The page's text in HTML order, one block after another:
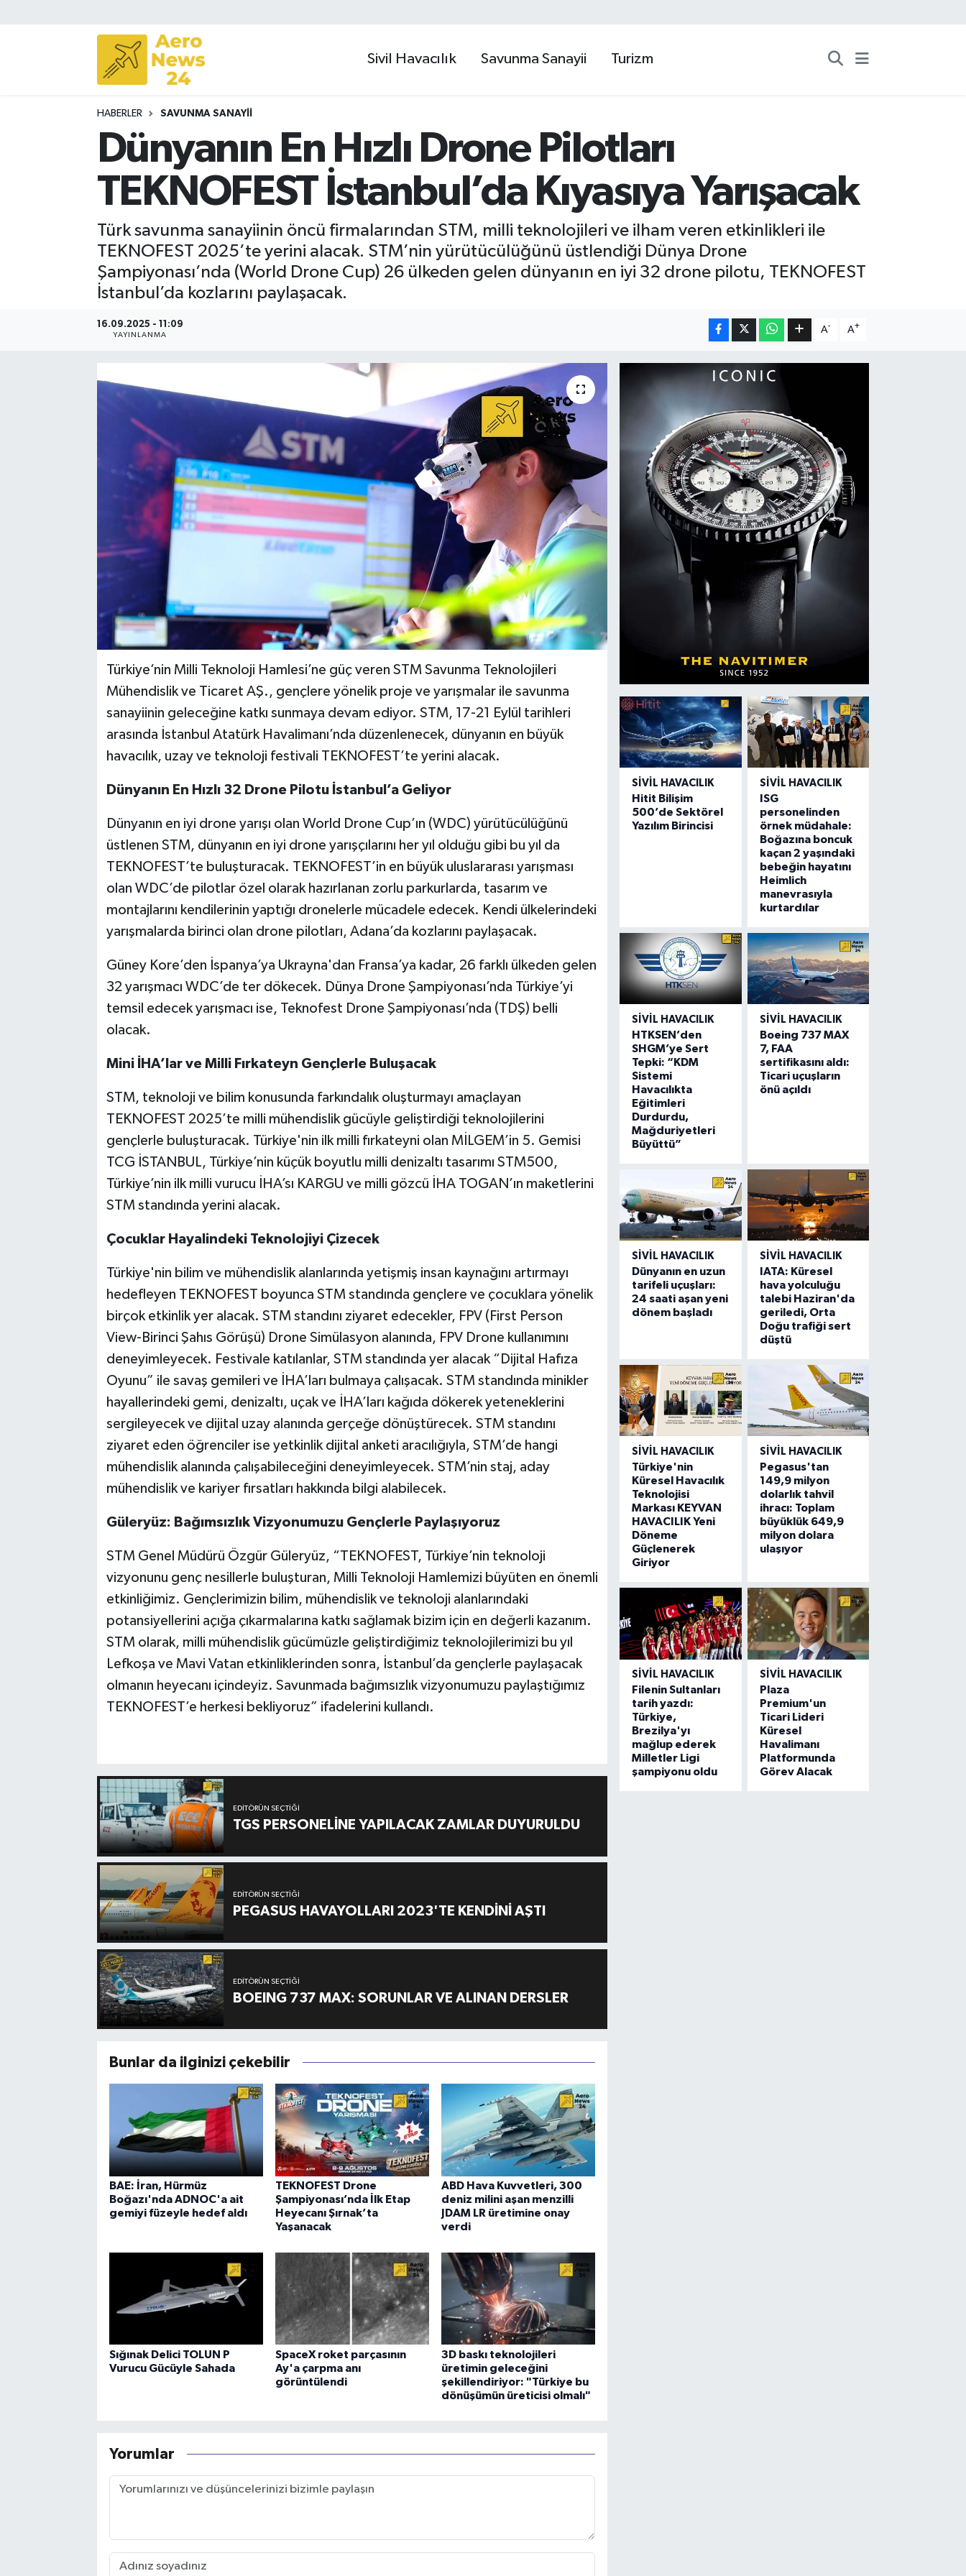
Sivil Havacılık Savunma Sanayii Turizm
HABERLER SAVUNMA SANAYII
Dünyanın En Hızlı Drone Pilotları
TEKNOFEST İstanbul’da Kıyasıya Yarışacak
Türk savunma sanayiinin öncü firmalarından STM, milli teknolojileri ve ilham veren etkinlikleri ile
TEKNOFEST 2025’te yerini alacak. STM’nin yürütücülüğünü üstlendiği Dünya Drone
Şampiyonası’nda (World Drone Cup) 26 ülkeden gelen dünyanın en iyi 32 drone pilotu, TEKNOFEST
İstanbul’da kozlarını paylaşacak.
16.09.2025 - 11:09
YAYINLANMA
A- A+
Türkiye’nin Milli Teknoloji Hamlesi’ne güç veren STM Savunma Teknolojileri
Mühendislik ve Ticaret AŞ., gençlere yönelik proje ve yarışmalar ile savunma
sanayiinin geleceğine katkı sunmaya devam ediyor. STM, 17-21 Eylül tarihleri
arasında İstanbul Atatürk Havalimanı’nda düzenlenecek, dünyanın en büyük
havacılık, uzay ve teknoloji festivali TEKNOFEST’te yerini alacak.
Dünyanın En Hızlı 32 Drone Pilotu İstanbul’a Geliyor
Dünyanın en iyi drone yarışı olan World Drone Cup’ın (WDC) yürütücülüğünü
üstlenen STM, dünyanın en iyi drone yarışçılarını her yıl olduğu gibi bu yıl da
TEKNOFEST’te buluşturacak. TEKNOFEST’in en büyük uluslararası yarışması
olan WDC’de pilotlar özel olarak hazırlanan zorlu parkurlarda, tasarım ve
montajlarını kendilerinin yaptığı dronelerle mücadele edecek. Kendi ülkelerindeki
yarışmalarda birinci olan drone pilotları, Adana’da kozlarını paylaşacak.
Güney Kore’den İspanya’ya Ukrayna'dan Fransa’ya kadar, 26 farklı ülkeden gelen
32 yarışmacı WDC’de ter dökecek. Dünya Drone Şampiyonası’nda Türkiye’yi
temsil edecek yarışmacı ise, Teknofest Drone Şampiyonası’nda (TDŞ) belli
olacak.
Mini İHA’lar ve Milli Fırkateyn Gençlerle Buluşacak
STM, teknoloji ve bilim konusunda farkındalık oluşturmayı amaçlayan
TEKNOFEST 2025’te milli mühendislik gücüyle geliştirdiği teknolojilerini
gençlerle buluşturacak. Türkiye'nin ilk milli fırkateyni olan MİLGEM’in 5. Gemisi
TCG İSTANBUL, Türkiye’nin küçük boyutlu milli denizaltı tasarımı STM500,
Türkiye’nin ilk milli vurucu İHA’sı KARGU ve milli gözcü İHA TOGAN’ın maketlerini
STM standında yerini alacak.
Çocuklar Hayalindeki Teknolojiyi Çizecek
Türkiye'nin bilim ve mühendislik alanlarında yetişmiş insan kaynağını artırmayı
hedefleyen TEKNOFEST boyunca STM standında gençlere ve çocuklara yönelik
birçok etkinlik yer alacak. STM standını ziyaret edecekler, FPV (First Person
View-Birinci Şahıs Görüşü) Drone Simülasyon alanında, FPV Drone kullanımını
deneyimleyecek. Festivale katılanlar, STM standında yer alacak “Dijital Hafıza
Oyunu” ile savaş gemileri ve İHA’ları bulmaya çalışacak. STM standında minikler
hayallerindeki gemi, denizaltı, uçak ve İHA’ları kağıda dökerek yeteneklerini
sergileyecek ve dijital uzay alanında gerçeğe dönüştürecek. STM standını
ziyaret eden öğrenciler ise yetkinlik dijital anketi aracılığıyla, STM’de hangi
mühendislik alanında çalışabileceğini deneyimleyecek. STM’nin staj, aday
mühendislik ve kariyer fırsatları hakkında bilgi alabilecek.
Güleryüz: Bağımsızlık Vizyonumuzu Gençlerle Paylaşıyoruz
STM Genel Müdürü Özgür Güleryüz, “TEKNOFEST, Türkiye’nin teknoloji
vizyonunu genç nesillerle buluşturan, Milli Teknoloji Hamlemizi büyüten en önemli
etkinliğimiz. Gençlerimizin bilim, mühendislik ve teknoloji alanlarındaki
potansiyellerini açığa çıkarmalarına katkı sağlamak bizim için en değerli kazanım.
STM olarak, milli mühendislik gücümüzle geliştirdiğimiz teknolojilerimizi bu yıl
Lefkoşa ve Mavi Vatan etkinliklerinden sonra, İstanbul’da gençlerle paylaşacak
olmanın heyecanı içindeyiz. Savunmada bağımsızlık vizyonumuzu paylaştığımız
TEKNOFEST’e herkesi bekliyoruz” ifadelerini kullandı.
EDITÖRÜN SEÇTIĞI
TGS PERSONELİNE YAPILACAK ZAMLAR DUYURULDU
EDITÖRÜN SEÇTIĞI
PEGASUS HAVAYOLLARI 2023'TE KENDİNİ AŞTI
EDITÖRÜN SEÇTIĞI
BOEING 737 MAX: SORUNLAR VE ALINAN DERSLER
Bunlar da ilginizi çekebilir
BAE: İran, Hürmüz
Boğazı'nda ADNOC'a ait
gemiyi füzeyle hedef aldı
TEKNOFEST Drone
Şampiyonası’nda İlk Etap
Heyecanı Şırnak’ta
Yaşanacak
ABD Hava Kuvvetleri, 300
deniz milini aşan menzilli
JDAM LR üretimine onay
verdi
Sığınak Delici TOLUN P
Vurucu Gücüyle Sahada
SpaceX roket parçasının
Ay'a çarpma anı
görüntülendi
3D baskı teknolojileri
üretimin geleceğini
şekillendiriyor: "Türkiye bu
dönüşümün üreticisi olmalı"
Yorumlar
SIVIL HAVACILIK
Hitit Bilişim
500’de Sektörel
Yazılım Birincisi
SIVIL HAVACILIK
ISG
personelinden
örnek müdahale:
Boğazına boncuk
kaçan 2 yaşındaki
bebeğin hayatını
Heimlich
manevrasıyla
kurtardılar
SIVIL HAVACILIK
HTKSEN’den
SHGM’ye Sert
Tepki: “KDM
Sistemi
Havacılıkta
Eğitimleri
Durdurdu,
Mağduriyetleri
Büyüttü”
SIVIL HAVACILIK
Boeing 737 MAX
7, FAA
sertifikasını aldı:
Ticari uçuşların
önü açıldı
SIVIL HAVACILIK
Dünyanın en uzun
tarifeli uçuşları:
24 saati aşan yeni
dönem başladı
SIVIL HAVACILIK
IATA: Küresel
hava yolculuğu
talebi Haziran'da
geriledi, Orta
Doğu trafiği sert
düştü
SIVIL HAVACILIK
Türkiye'nin
Küresel Havacılık
Teknolojisi
Markası KEYVAN
HAVACILIK Yeni
Döneme
Güçlenerek
Giriyor
SIVIL HAVACILIK
Pegasus'tan
149,9 milyon
dolarlık tahvil
ihracı: Toplam
büyüklük 649,9
milyon dolara
ulaşıyor
SIVIL HAVACILIK
Filenin Sultanları
tarih yazdı:
Türkiye,
Brezilya'yı
mağlup ederek
Milletler Ligi
şampiyonu oldu
SIVIL HAVACILIK
Plaza
Premium'un
Ticari Lideri
Küresel
Havalimanı
Platformunda
Görev Alacak
Sivil Havacılık